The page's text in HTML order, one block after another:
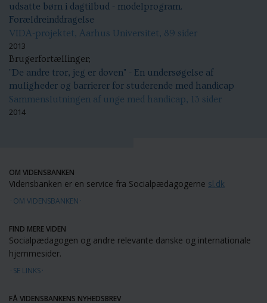
udsatte børn i dagtilbud - modelprogram.
Forældreinddragelse
VIDA-projektet, Aarhus Universitet, 89 sider
2013
Brugerfortællinger;
"De andre tror, jeg er doven" - En undersøgelse af
muligheder og barrierer for studerende med handicap
Sammenslutningen af unge med handicap, 13 sider
2014
OM VIDENSBANKEN
Vidensbanken er en service fra Socialpædagogerne sl.dk
OM VIDENSBANKEN
FIND MERE VIDEN
Socialpædagogen og andre relevante danske og internationale
hjemmesider.
SE LINKS
FÅ VIDENSBANKENS NYHEDSBREV